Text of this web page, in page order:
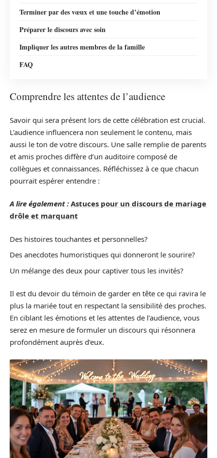
Terminer par des vœux et une touche d’émotion
Préparer le discours avec soin
Impliquer les autres membres de la famille
FAQ
Comprendre les attentes de l’audience
Savoir qui sera présent lors de cette célébration est crucial.
L’audience influencera non seulement le contenu, mais
aussi le ton de votre discours. Une salle remplie de parents
et amis proches diffère d’un auditoire composé de
collègues et connaissances. Réfléchissez à ce que chacun
pourrait espérer entendre :
A lire également : Astuces pour un discours de mariage
drôle et marquant
Des histoires touchantes et personnelles?
Des anecdotes humoristiques qui donneront le sourire?
Un mélange des deux pour captiver tous les invités?
Il est du devoir du témoin de garder en tête ce qui ravira le
plus la mariée tout en respectant la sensibilité des proches.
En ciblant les émotions et les attentes de l’audience, vous
serez en mesure de formuler un discours qui résonnera
profondément auprès d’eux.